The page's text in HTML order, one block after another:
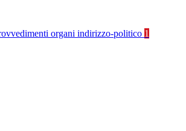
organi indirizzo-politico 1